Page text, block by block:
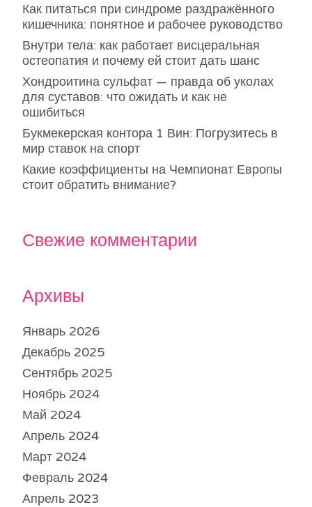
Как питаться при синдроме раздражённого
кишечника: понятное и рабочее руководство
Внутри тела: как работает висцеральная
остеопатия и почему ей стоит дать шанс
Хондроитина сульфат — правда об уколах
для суставов: что ожидать и как не
ошибиться
Букмекерская контора 1 Вин: Погрузитесь в
мир ставок на спорт
Какие коэффициенты на Чемпионат Европы
стоит обратить внимание?
Свежие комментарии
Архивы
Январь 2026
Декабрь 2025
Сентябрь 2025
Ноябрь 2024
Май 2024
Апрель 2024
Март 2024
Февраль 2024
Апрель 2023